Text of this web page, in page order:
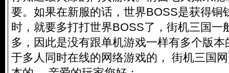
要。如果在新服的话，世界BOSS是获得铜
时，就要多打打世界BOSS了，街机三国一
多，因此是没有跟单机游戏一样有多个版
于多人同时在线的网络游戏的， 街机三国